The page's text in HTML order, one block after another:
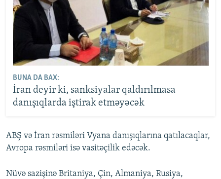
BUNA DA BAX:
İran deyir ki, sanksiyalar qaldırılmasa
danışıqlarda iştirak etməyəcək
ABŞ və İran rəsmiləri Vyana danışıqlarına qatılacaqlar,
Avropa rəsmiləri isə vasitəçilik edəcək.
Nüvə sazişinə Britaniya, Çin, Almaniya, Rusiya,